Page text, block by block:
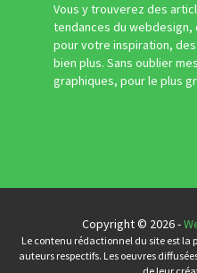
Vous y trouverez des
tendances du
pour votre inspiration,
bien plus. Sans oublier
graphiques, pour le plus
Copyright © 2026 -
Le contenu rédactionnel du site est la
auteurs respectifs. Les oeuvres